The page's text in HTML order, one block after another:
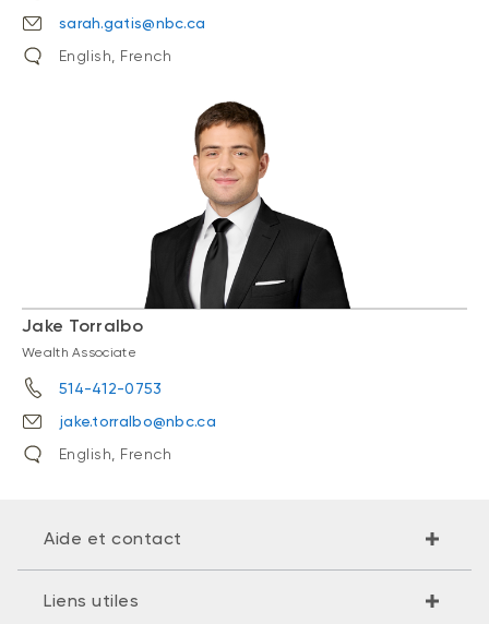
sarah.gatis@nbc.ca
English, French
Jake Torralbo
Wealth Associate
514-412-0753
jake.torralbo@nbc.ca
English, French
Aide et contact
Liens utiles